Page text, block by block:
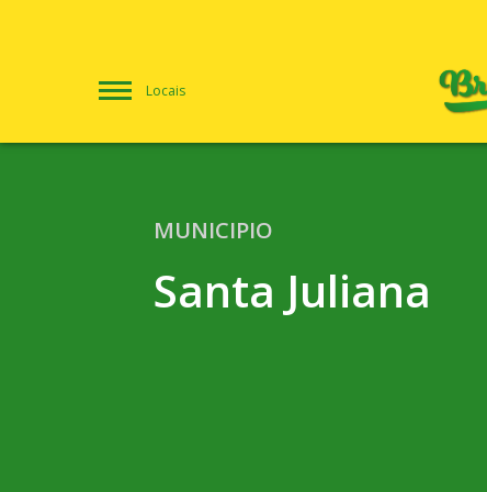
Locais
MUNICIPIO
Santa Juliana